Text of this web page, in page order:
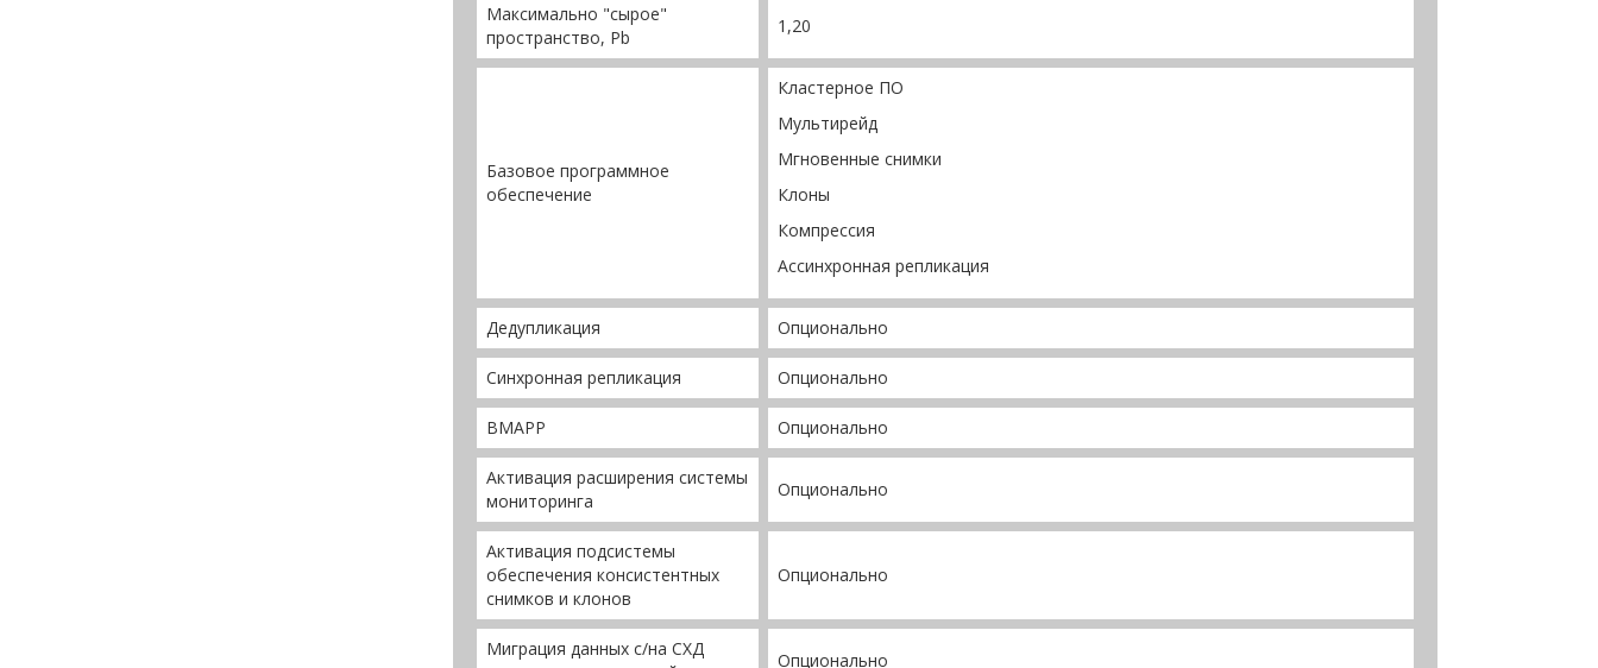
Максимально "сырое"
пространство, Pb
1,20
Базовое программное
обеспечение
Кластерное ПО
Мультирейд
Мгновенные снимки
Клоны
Компрессия
Ассинхронная репликация
Дедупликация Опционально
Синхронная репликация Опционально
BMAPP Опционально
Активация расширения системы
мониторинга
Опционально
Активация подсистемы
обеспечения консистентных
снимков и клонов
Опционально
Миграция данных с/на СХД
Опционально